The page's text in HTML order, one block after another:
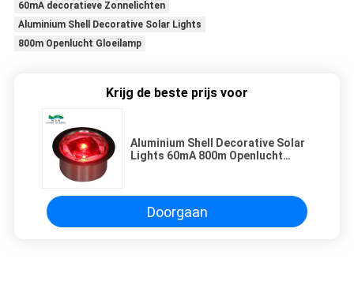
60mA decoratieve Zonnelichten
Aluminium Shell Decorative Solar Lights
800m Openlucht Gloeilamp
Krijg de beste prijs voor
Aluminium Shell Decorative Solar
Lights 60mA 800m Openlucht
Doorgaan